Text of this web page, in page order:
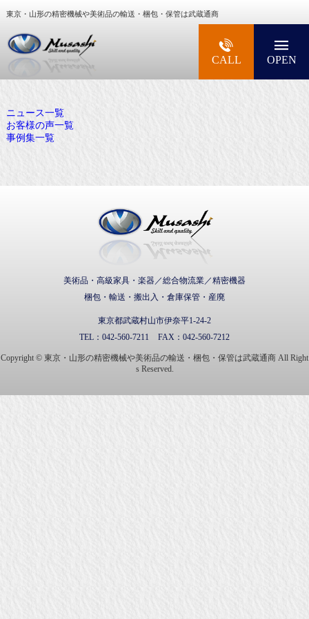
東京・山形の精密機械や美術品の輸送・梱包・保管は武蔵通商
大型精密機械・美術品・高級楽器の梱包・輸送
CALL OPEN
ニュース一覧
お客様の声一覧
事例集一覧
美術品・高級家具・楽器／総合物流業／精密機器
梱包・輸送・搬出入・倉庫保管・産廃
東京都武蔵村山市伊奈平1-24-2
TEL： 042-560-7211 FAX： 042-560-7212
Copyright © 東京・山形の精密機械や美術品の輸送・梱包・保管は武蔵通商 All Right
s Reserved.